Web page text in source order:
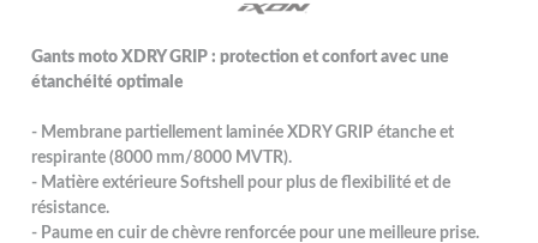
Gants moto XDRY GRIP : protection et confort avec une
étanchéité optimale
- Membrane partiellement laminée XDRY GRIP étanche et
respirante (8000 mm/8000 MVTR).
- Matière extérieure Softshell pour plus de flexibilité et de
résistance.
- Paume en cuir de chèvre renforcée pour une meilleure prise.